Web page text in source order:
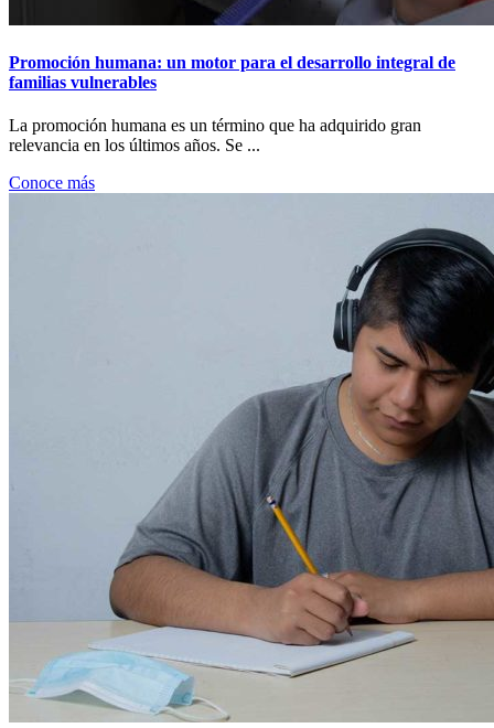
Promoción humana: un motor para el desarrollo integral de
familias vulnerables
La promoción humana es un término que ha adquirido gran
relevancia en los últimos años. Se ...
Conoce más